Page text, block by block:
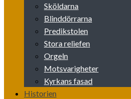
Sköldarna
Blinddörrarna
Predikstolen
Stora reliefen
Orgeln
Motsvarigheter
Kyrkans fasad
Historien